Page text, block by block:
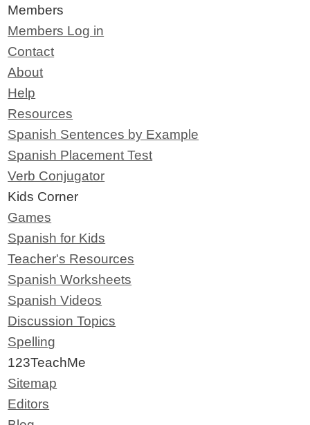
Members
Members Log in
Contact
About
Help
Resources
Spanish Sentences by Example
Spanish Placement Test
Verb Conjugator
Kids Corner
Games
Spanish for Kids
Teacher's Resources
Spanish Worksheets
Spanish Videos
Discussion Topics
Spelling
123TeachMe
Sitemap
Editors